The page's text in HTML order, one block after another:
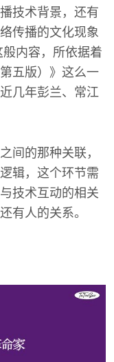
技术背景，还有
传播的文化现象
内容，所依据着
五版）》这么一
几年彭兰、常江
间的那种关联，
辑，这个环节需
技术互动的相关
有人的关系。